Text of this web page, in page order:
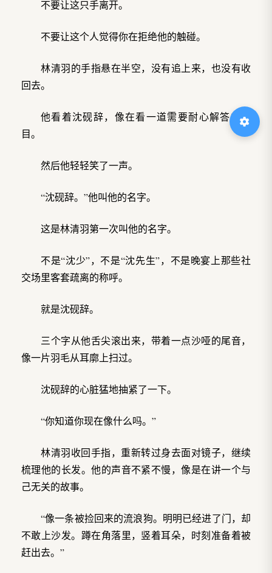
不要让这只手离开。
不要让这个人觉得你在拒绝他的触碰。
林清羽的手指悬在半空，没有追上来，也没有收
回去。
他看着沈砚辞，像在看一道需要耐心解答的题
目。
然后他轻轻笑了一声。
“沈砚辞。”他叫他的名字。
这是林清羽第一次叫他的名字。
不是“沈少”，不是“沈先生”，不是晚宴上那些社
交场里客套疏离的称呼。
就是沈砚辞。
三个字从他舌尖滚出来，带着一点沙哑的尾音，
像一片羽毛从耳廓上扫过。
沈砚辞的心脏猛地抽紧了一下。
“你知道你现在像什么吗。”
林清羽收回手指，重新转过身去面对镜子，继续
梳理他的长发。他的声音不紧不慢，像是在讲一个与
己无关的故事。
“像一条被捡回来的流浪狗。明明已经进了门，却
不敢上沙发。蹲在角落里，竖着耳朵，时刻准备着被
赶出去。”